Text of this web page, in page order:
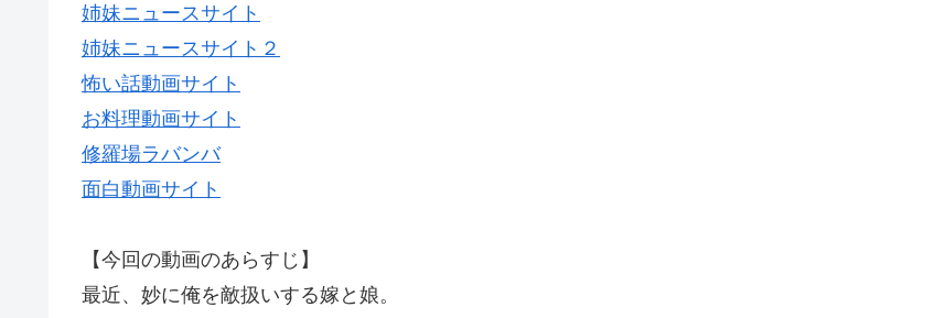
姉妹ニュースサイト
姉妹ニュースサイト２
怖い話動画サイト
お料理動画サイト
修羅場ラバンバ
面白動画サイト
【今回の動画のあらすじ】
最近、妙に俺を敵扱いする嫁と娘。